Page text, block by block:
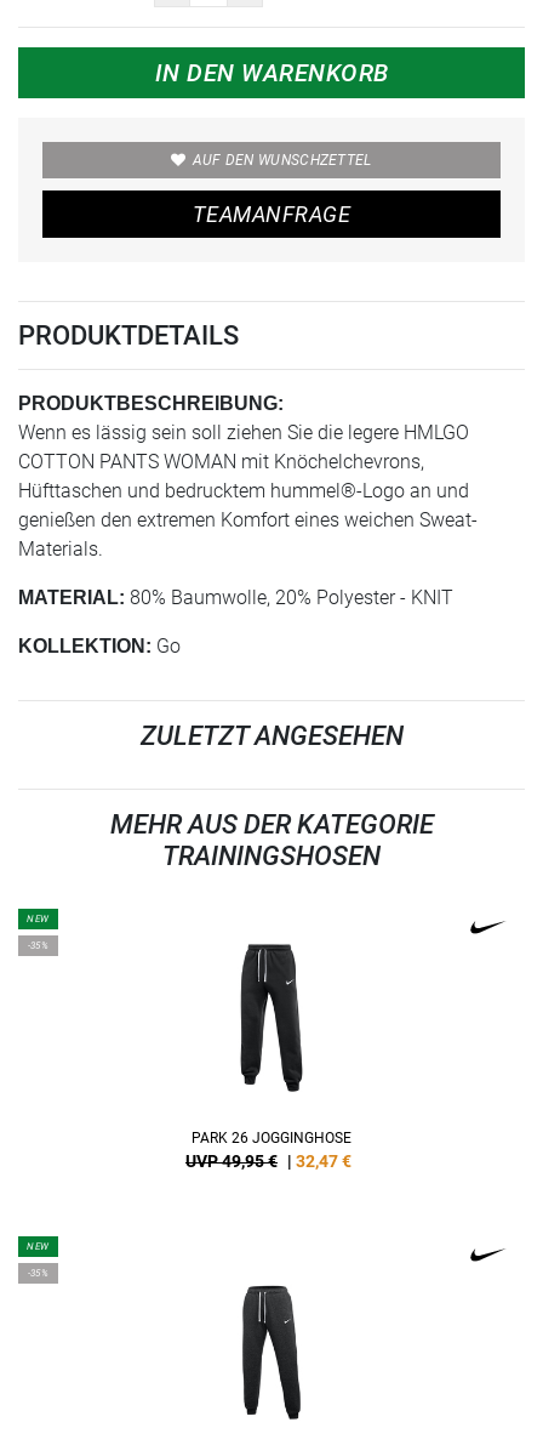
IN DEN WARENKORB
AUF DEN WUNSCHZETTEL
TEAMANFRAGE
PRODUKTDETAILS
PRODUKTBESCHREIBUNG:
Wenn es lässig sein soll ziehen Sie die legere HMLGO
COTTON PANTS WOMAN mit Knöchelchevrons,
Hüfttaschen und bedrucktem hummel®-Logo an und
genießen den extremen Komfort eines weichen Sweat-
Materials.
MATERIAL: 80% Baumwolle, 20% Polyester - KNIT
KOLLEKTION: Go
ZULETZT ANGESEHEN
MEHR AUS DER KATEGORIE
TRAININGSHOSEN
NEW
-35%
PARK 26 JOGGINGHOSE
UVP 49,95 € | 32,47€
NEW
-35%